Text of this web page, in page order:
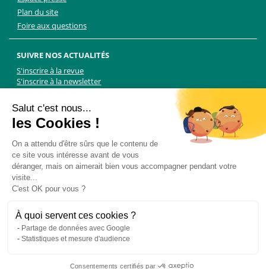
Plan du site
Foire aux questions
SUIVRE NOS ACTUALITÉS
S'inscrire à la revue
S'inscrire à la newsletter
TikTok
NOUS CONTACTER
Les Chiens Guides d'aveugles - FFAC
71 rue de Bagnolet, 75020 Paris
01 44 64 89 89
Formulaire de contact
Pour les demandes presse, contactez Martin Kolle :
martin.kolle@lobbycom.fr
06 89 70 17 51
Salut c'est nous...
les Cookies !
On a attendu d'être sûrs que le contenu de
ce site vous intéresse avant de vous
déranger, mais on aimerait bien vous accompagner pendant votre
visite...
C'est OK pour vous ?
À quoi servent ces cookies ?
Partage de données avec Google
Statistiques et mesure d'audience
Consentements certifiés par